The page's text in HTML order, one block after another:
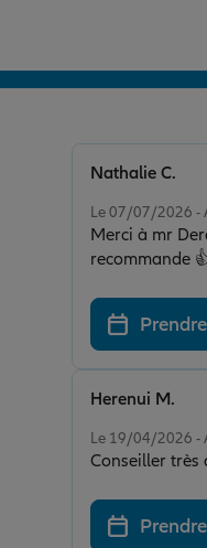
Le 07/07/2026 -
Merci à mr Derame Nicolas pour son accueil et son professionnalisme. Très à l écoute des besoins je
recommande
Nathalie C.
Le 19/04/2026 -
Conseiller très
Herenui M.